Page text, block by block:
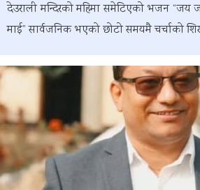
देउराली मन्दिरको महिमा समेटिएको भजन “जय
माई” सार्वजनिक भएको छोटो समयमै चर्चाको